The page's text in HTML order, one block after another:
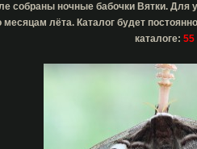
собраны ночные бабочки Вятки. Для
лёта. Каталог будет
каталоге: 55